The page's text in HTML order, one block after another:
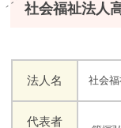
社会福祉法人
法人名 社会
代表者